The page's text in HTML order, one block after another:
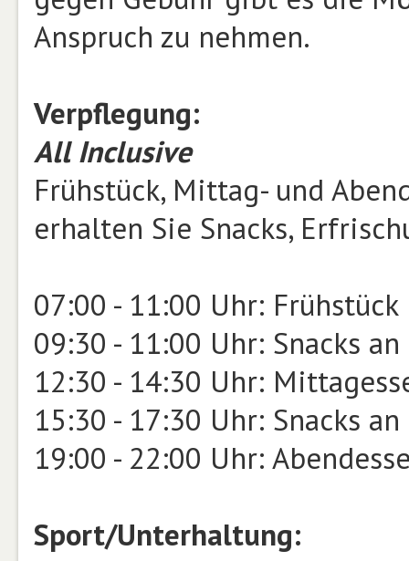
Anspruch zu nehmen.
Verpflegung:
All Inclusive
Frühstück, Mittag- und
erhalten Sie Snacks,
07:00 - 11:00 Uhr: Frühstück
09:30 - 11:00 Uhr: Snacks
12:30 - 14:30 Uhr:
15:30 - 17:30 Uhr: Snacks
19:00 - 22:00 Uhr:
Sport/Unterhaltung: